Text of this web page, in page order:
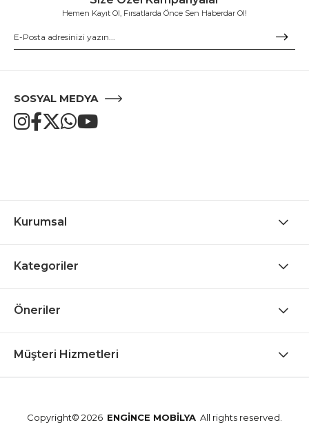
Hemen Kayıt Ol, Fırsatlarda Önce Sen Haberdar Ol!
SOSYAL MEDYA
Kurumsal
Kategoriler
Öneriler
Müşteri Hizmetleri
Copyright© 2026 ENGİNCE MOBİLYA All rights reserved.